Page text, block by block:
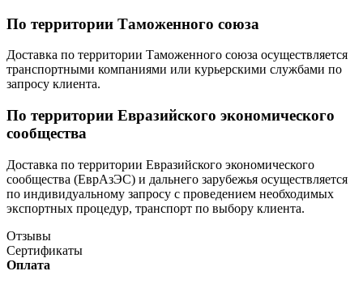
По территории Таможенного союза
Доставка по территории Таможенного союза осуществляется
транспортными компаниями или курьерскими службами по
запросу клиента.
По территории Евразийского экономического
сообщества
Доставка по территории Евразийского экономического
сообщества (ЕврАзЭС) и дальнего зарубежья осуществляется
по индивидуальному запросу с проведением необходимых
экспортных процедур, транспорт по выбору клиента.
Отзывы
Сертификаты
Оплата